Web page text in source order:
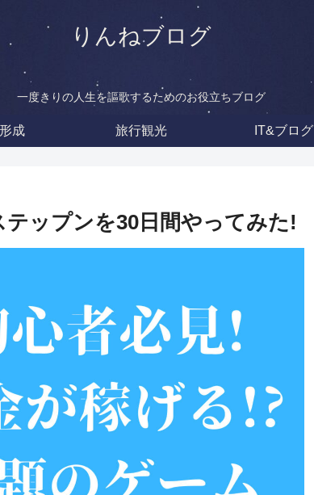
りんねブログ
一度きりの人生を謳歌するためのお役立ちブログ
成 旅行観光 IT&ブログ
ップンを30日間やってみた!